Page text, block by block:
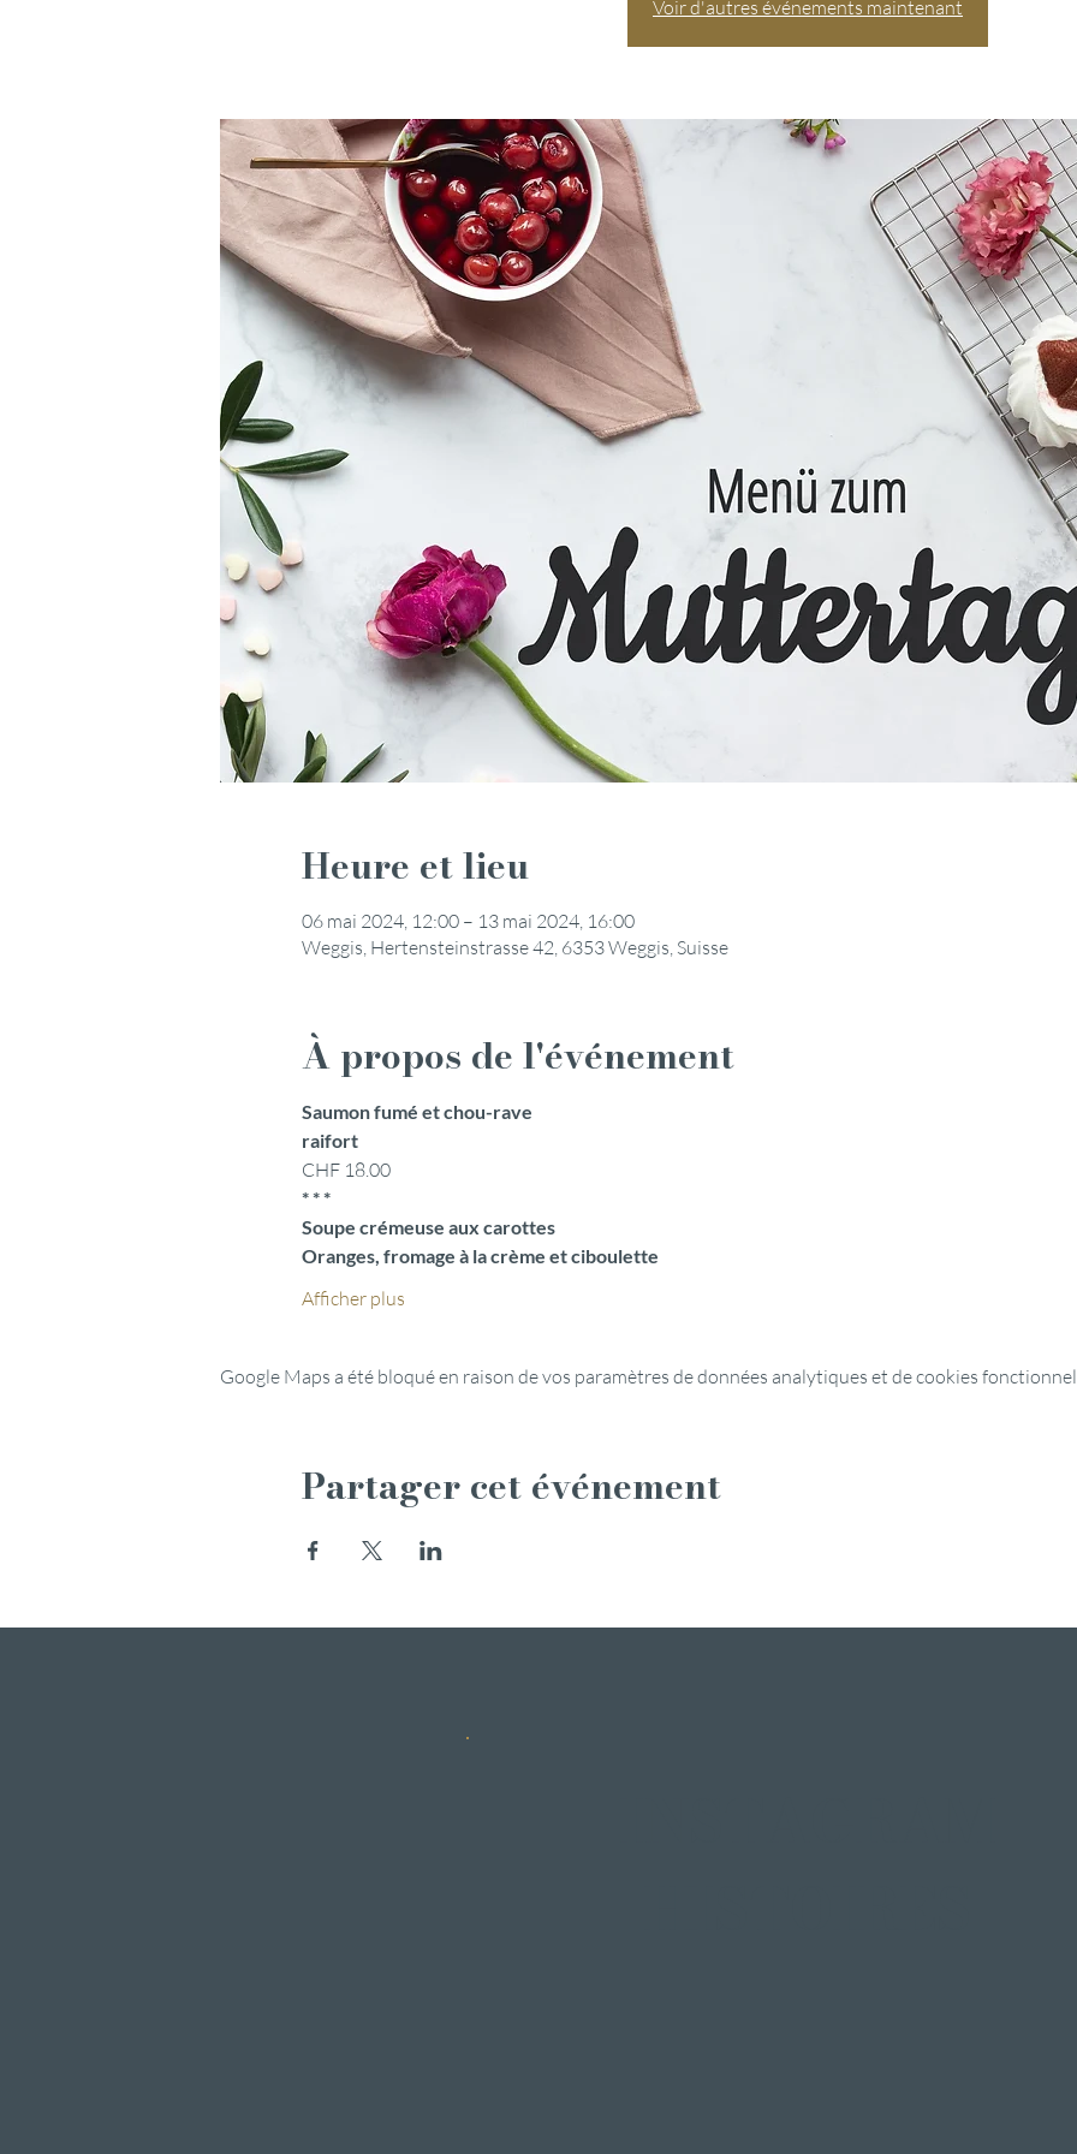
Voir d'autres événements maintenant
Heure et lieu
06 mai 2024, 12:00 – 13 mai 2024, 16:00
Weggis, Hertensteinstrasse 42, 6353 Weggis, Suisse
À propos de l'événement
Saumon fumé et chou-rave
raifort
CHF 18.00
* * *
Soupe crémeuse aux carottes
Oranges, fromage à la crème et ciboulette
Afficher plus
Google Maps a été bloqué en raison de vos paramètres de données analytiques et de cookies
Partager cet événement